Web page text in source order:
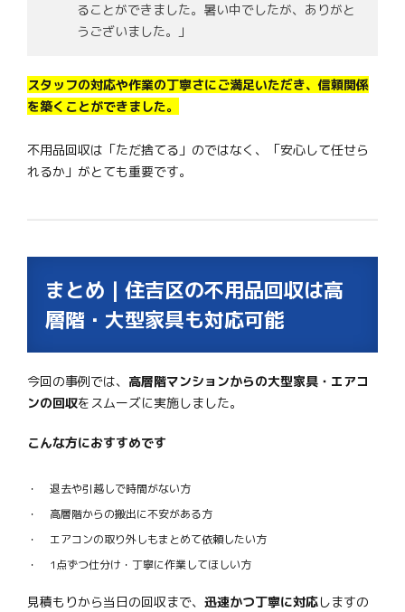
ることができました。暑い中でしたが、ありがと
うございました。」
スタッフの対応や作業の丁寧さにご満足いただき、信頼関係
を築くことができました。
不用品回収は「ただ捨てる」のではなく、「安心して任せら
れるか」がとても重要です。
まとめ｜住吉区の不用品回収は高
層階・大型家具も対応可能
今回の事例では、 高層階マンションからの大型家具・エアコ
ンの回収をスムーズに実施しました。
こんな方におすすめです
退去や引越しで時間がない方
高層階からの搬出に不安がある方
エアコンの取り外しもまとめて依頼したい方
1点ずつ仕分け・丁寧に作業してほしい方
見積もりから当日の回収まで、 迅速かつ丁寧に対応しますの